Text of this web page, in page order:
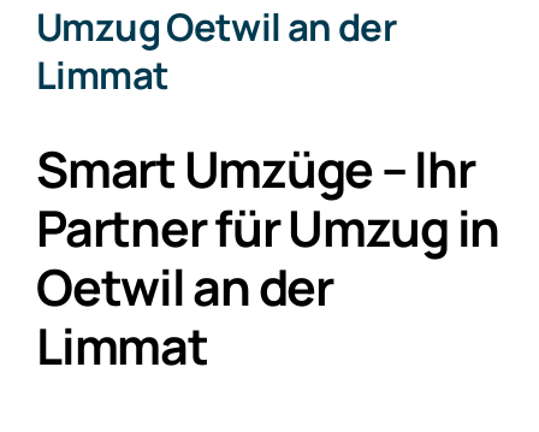
Umzug Oetwil an der
Limmat
Smart Umzüge – Ihr
Partner für Umzug in
Oetwil an der
Limmat